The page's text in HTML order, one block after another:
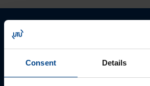
Consent Details